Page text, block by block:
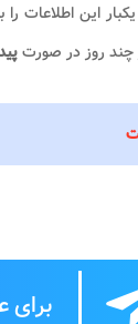
این اطلاعات را
چند روز در صورت
برای